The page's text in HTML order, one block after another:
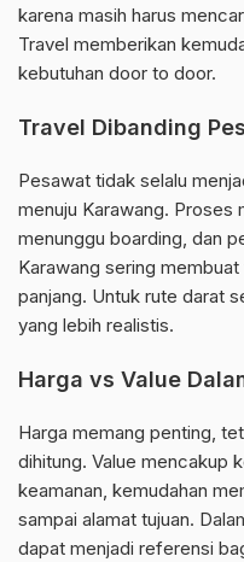
karena masih harus
Travel memberikan
kebutuhan door to door.
Travel Dibanding
Pesawat tidak selalu
menuju Karawang. Proses
menunggu boarding, dan
Karawang sering
panjang. Untuk rute darat
yang lebih realistis.
Harga vs Value
Harga memang penting,
dihitung. Value mencakup
keamanan, kemudahan
sampai alamat tujuan.
dapat menjadi referensi